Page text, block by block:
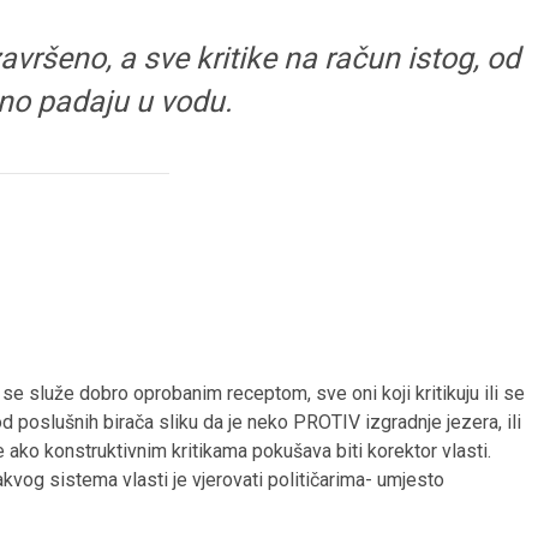
a sve kritike na račun istog, od
padaju u vodu.
služe dobro oprobanim receptom, sve oni koji kritikuju ili se
poslušnih birača sliku da je neko PROTIV izgradnje jezera, ili
konstruktivnim kritikama pokušava biti korektor vlasti.
sistema vlasti je vjerovati političarima- umjesto